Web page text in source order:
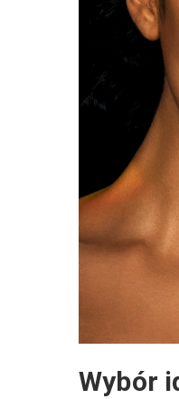
Wybór